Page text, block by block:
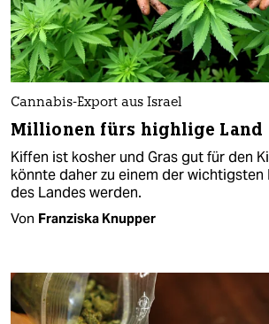
Cannabis-Export aus Israel
Millionen fürs highlige Land
Kiffen ist kosher und Gras gut für den
könnte daher zu einem der
des Landes werden.
Von Franziska Knupper